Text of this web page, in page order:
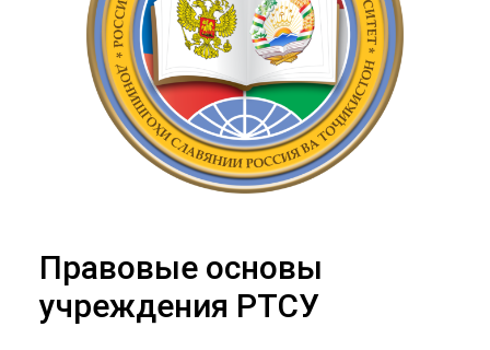
Правовые основы
учреждения РТСУ